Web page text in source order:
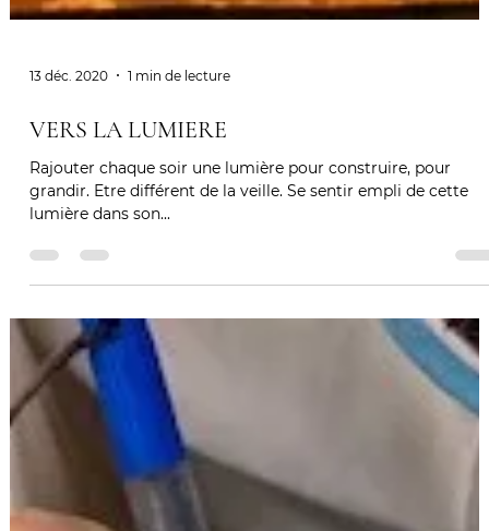
13 déc. 2020 1 min de lecture
VERS LA LUMIERE
Rajouter chaque soir une lumière pour construire, pour
lumière dans son...